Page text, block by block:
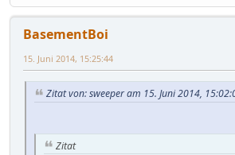
BasementBoi
15. Juni 2014, 15:25:44
Zitat von: sweeper am 15. Juni 2014,
Zitat